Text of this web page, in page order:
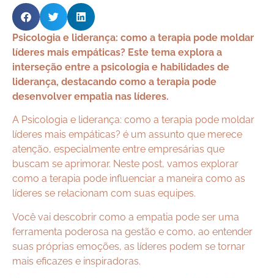
Psicologia e liderança: como a terapia pode moldar
líderes mais empáticas? Este tema explora a
interseção entre a psicologia e habilidades de
liderança, destacando como a terapia pode
desenvolver empatia nas líderes.
A Psicologia e liderança: como a terapia pode moldar
líderes mais empáticas? é um assunto que merece
atenção, especialmente entre empresárias que
buscam se aprimorar. Neste post, vamos explorar
como a terapia pode influenciar a maneira como as
líderes se relacionam com suas equipes.
Você vai descobrir como a empatia pode ser uma
ferramenta poderosa na gestão e como, ao entender
suas próprias emoções, as líderes podem se tornar
mais eficazes e inspiradoras.